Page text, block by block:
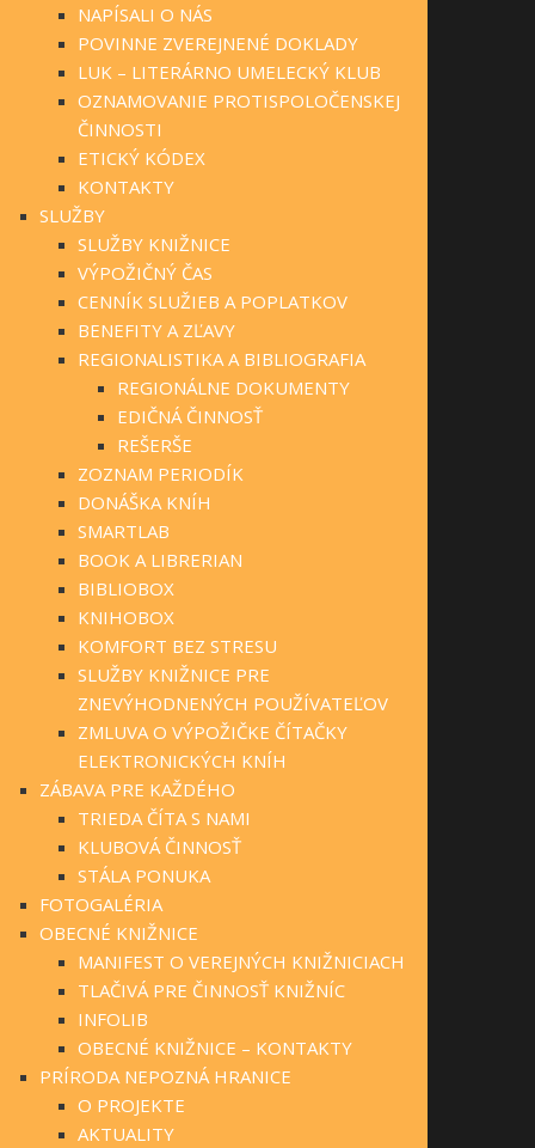
NAPÍSALI O NÁS
POVINNE ZVEREJNENÉ DOKLADY
LUK – LITERÁRNO UMELECKÝ KLUB
OZNAMOVANIE PROTISPOLOČENSKEJ
ČINNOSTI
ETICKÝ KÓDEX
KONTAKTY
SLUŽBY
SLUŽBY KNIŽNICE
VÝPOŽIČNÝ ČAS
CENNÍK SLUŽIEB A POPLATKOV
BENEFITY A ZĽAVY
REGIONALISTIKA A BIBLIOGRAFIA
REGIONÁLNE DOKUMENTY
EDIČNÁ ČINNOSŤ
REŠERŠE
ZOZNAM PERIODÍK
DONÁŠKA KNÍH
SMARTLAB
BOOK A LIBRERIAN
BIBLIOBOX
KNIHOBOX
KOMFORT BEZ STRESU
SLUŽBY KNIŽNICE PRE
ZNEVÝHODNENÝCH POUŽÍVATEĽOV
ZMLUVA O VÝPOŽIČKE ČÍTAČKY
ELEKTRONICKÝCH KNÍH
ZÁBAVA PRE KAŽDÉHO
TRIEDA ČÍTA S NAMI
KLUBOVÁ ČINNOSŤ
STÁLA PONUKA
FOTOGALÉRIA
OBECNÉ KNIŽNICE
MANIFEST O VEREJNÝCH KNIŽNICIACH
TLAČIVÁ PRE ČINNOSŤ KNIŽNÍC
INFOLIB
OBECNÉ KNIŽNICE – KONTAKTY
PRÍRODA NEPOZNÁ HRANICE
O PROJEKTE
AKTUALITY